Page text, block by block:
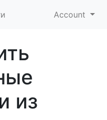
Account
из